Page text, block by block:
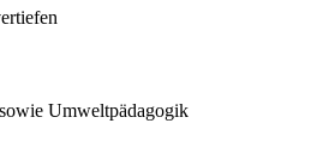
Umweltpädagogik